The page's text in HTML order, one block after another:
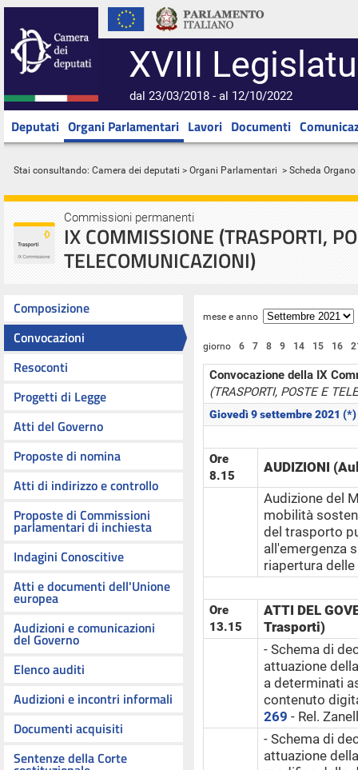
XVIII
dal 23/03/2018 - al 12/10/2022
Deputati Organi Parlamentari Lavori Documenti
Stai consultando: Camera dei deputati > Organi Parlamentari > Scheda Organo
Commissioni permanenti
IX COMMISSIONE (TRASPORTI,
TELECOMUNICAZIONI)
Composizione
Convocazioni
Resoconti
Progetti di Legge
Atti del Governo
Proposte di nomina
Atti di indirizzo e controllo
Proposte di Commissioni
parlamentari di inchiesta
Indagini Conoscitive
Atti e documenti dell'Unione
europea
Audizioni e comunicazioni
del Governo
Elenco auditi
Audizioni e incontri informali
Documenti acquisiti
Sentenze della Corte
mese e anno
giorno 6 7 8 9 14 15 16
Convocazione della IX
(TRASPORTI, POSTE E
Giovedì 9 settembre 2021 (*)
Ore
8.15
AUDIZIONI
Audizione del
mobilità
del trasporto
all'emergenza
riapertura
Ore
13.15
ATTI DEL
Trasporti)
- Schema di
attuazione
a determinati
contenuto
269 - Rel.
- Schema di
attuazione